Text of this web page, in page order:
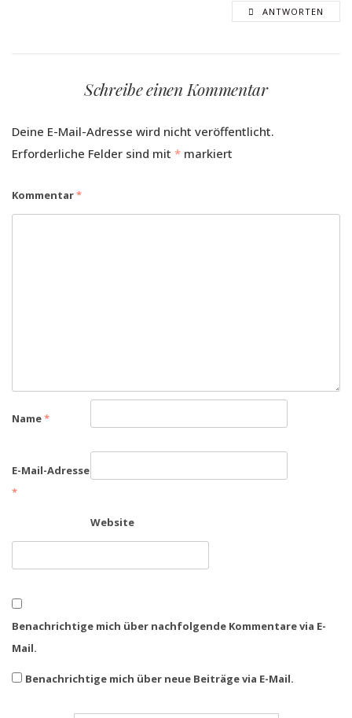
ANTWORTEN
Schreibe einen Kommentar
Deine E-Mail-Adresse wird nicht veröffentlicht.
Erforderliche Felder sind mit * markiert
Kommentar*
Name*
E-Mail-Adresse
*
Website
Benachrichtige mich über nachfolgende Kommentare via E-
Mail.
Benachrichtige mich über neue Beiträge via E-Mail.